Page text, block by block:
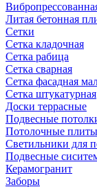
Литая бетонная
Сетки
Сетка кладочная
Сетка рабица
Сетка сварная
Сетка фасадная
Сетка штукатурная
Доски террасные
Подвесные
Потолочные плиты
Светильники для
Подвесные
Керамогранит
Заборы